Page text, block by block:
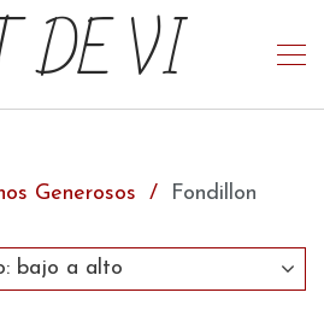
DE VI
Generosos Fondillon